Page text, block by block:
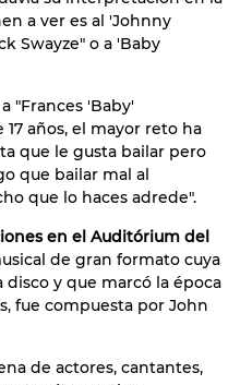
a ver es al 'Johnny
Swayze" o a 'Baby
"Frances 'Baby'
años, el mayor reto ha
que le gusta bailar pero
que bailar mal al
que lo haces adrede".
en el Auditórium del
de gran formato cuya
y que marcó la época
fue compuesta por John
de actores, cantantes,